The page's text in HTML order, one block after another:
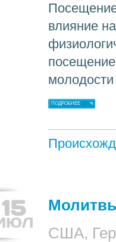
влияние
молодости
ПОДРОБНЕЕ
15
США,